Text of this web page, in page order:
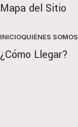
Mapa del Sitio
INICIOQUIÉNES SOMOS
¿Cómo Llegar?